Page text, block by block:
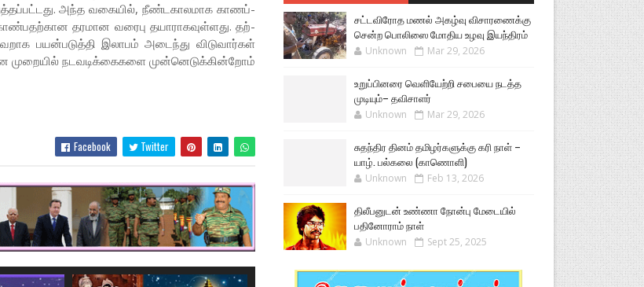
அந்த வகையில், நீண்­ட­கா­ல­மாக காணப்­
தர­மான வரைபு தயா­ரா­க­வுள்­ளது. தற்­
பயன்படுத்தி இலாபம் அடைந்து விடுவார்கள்
முறையில் நடவடிக்கைகளை முன்னெடுக்கின்றோம்
Facebook Twitter
சட்டவிரோத மணல் அகழ்வு விசாரணைக்கு
சென்ற பொலிஸை மோதிய உழவு இயந்திரம்
Unknown Mar 29, 2026
உறுப்பினரை வெளியேற்றி சபையை நடத்த
முடியும்– தவிசாளர்
Unknown Mar 29, 2026
சுதந்திர தினம் தமிழர்களுக்கு கரி நாள் –
யாழ். பல்கலை (காணொளி)
Unknown Feb 13, 2026
திலீபனுடன் உண்ணா நோன்பு மேடையில்
பதினோராம் நாள்
Unknown Sept 25, 2025